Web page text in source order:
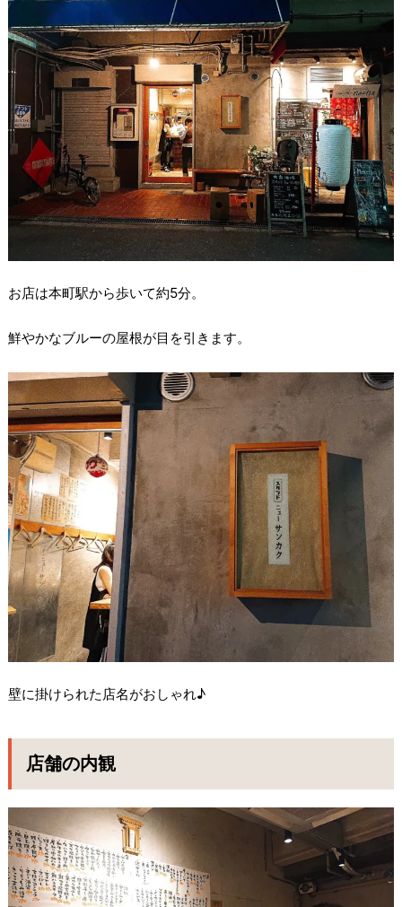
お店は本町駅から歩いて約5分。
鮮やかなブルーの屋根が目を引きます。
壁に掛けられた店名がおしゃれ♪
店舗の内観